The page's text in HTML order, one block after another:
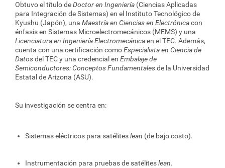
Obtuvo el título deDoctor en Ingeniería (Ciencias Aplicadas
para Integración de Sistemas) en el Instituto Tecnológico de
Kyushu (Japón), una Maestría en Ciencias en Electrónicacon
énfasis en Sistemas Microelectromecánicos (MEMS) y una
Licenciatura en Ingeniería Electromecánicaen el TEC. Además,
cuenta con una certificación comoEspecialista en Ciencia de
Datosdel TEC y una credencial en Embalaje de
Semiconductores: Conceptos Fundamentalesde la Universidad
Estatal de Arizona (ASU).
Su investigación se centra en:
Sistemas eléctricos para satéliteslean (de bajo costo).
Instrumentación para pruebas de satéliteslean.